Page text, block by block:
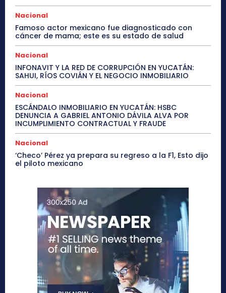
Nacional
Famoso actor mexicano fue diagnosticado con
cáncer de mama; este es su estado de salud
Nacional
INFONAVIT Y LA RED DE CORRUPCIÓN EN YUCATÁN:
SAHUI, RÍOS COVIÁN Y EL NEGOCIO INMOBILIARIO
Nacional
ESCÁNDALO INMOBILIARIO EN YUCATÁN: HSBC
DENUNCIA A GABRIEL ANTONIO DÁVILA ALVA POR
INCUMPLIMIENTO CONTRACTUAL Y FRAUDE
Nacional
‘Checo’ Pérez ya prepara su regreso a la F1, Esto dijo
el piloto mexicano